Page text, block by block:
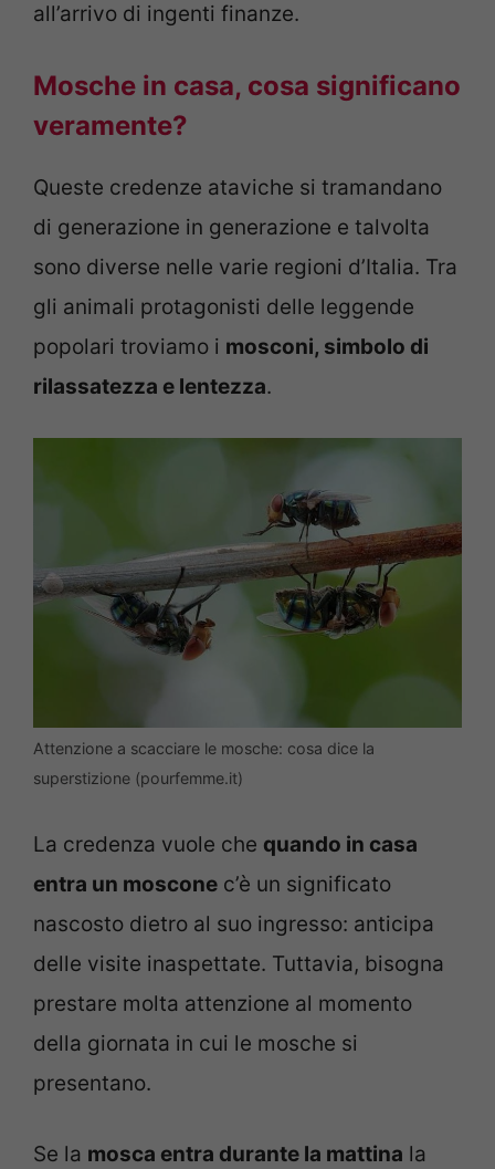
all’arrivo di ingenti finanze.
Mosche in casa, cosa significano
veramente?
Queste credenze ataviche si tramandano
di generazione in generazione e talvolta
sono diverse nelle varie regioni d’Italia. Tra
gli animali protagonisti delle leggende
popolari troviamo i mosconi, simbolo di
rilassatezza e lentezza.
Attenzione a scacciare le mosche: cosa dice la
superstizione (pourfemme.it)
La credenza vuole che quando in casa
entra un moscone c’è un significato
nascosto dietro al suo ingresso: anticipa
delle visite inaspettate. Tuttavia, bisogna
prestare molta attenzione al momento
della giornata in cui le mosche si
presentano.
Se la mosca entra durante la mattina la